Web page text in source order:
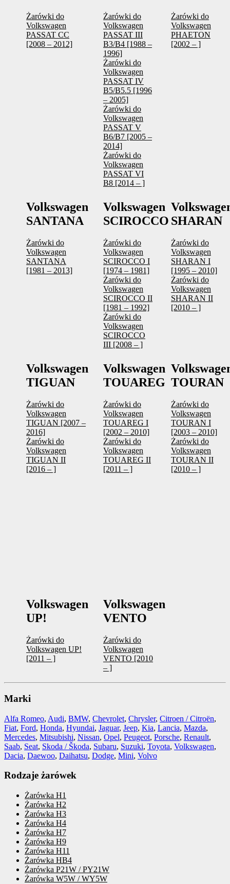
Żarówki do
Volkswagen
PASSAT CC
[2008 – 2012]
Żarówki do
Volkswagen
PASSAT III
B3/B4 [1988 –
1996]
Żarówki do
Volkswagen
PASSAT IV
B5/B5.5 [1996
– 2005]
Żarówki do
Volkswagen
PASSAT V
B6/B7 [2005 –
2014]
Żarówki do
Volkswagen
PASSAT VI
B8 [2014 – ]
Żarówki do
Volkswagen
PHAETON
[2002 – ]
Volkswagen
SANTANA
Żarówki do
Volkswagen
SANTANA
[1981 – 2013]
Volkswagen
SCIROCCO
Żarówki do
Volkswagen
SCIROCCO I
[1974 – 1981]
Żarówki do
Volkswagen
SCIROCCO II
[1981 – 1992]
Żarówki do
Volkswagen
SCIROCCO
III [2008 – ]
SHARAN
Żarówki do
Volkswagen
SHARAN I
[1995 – 2010]
Żarówki do
Volkswagen
SHARAN II
[2010 – ]
Volkswagen
TIGUAN
Żarówki do
Volkswagen
TIGUAN [2007 –
2016]
Żarówki do
Volkswagen
TIGUAN II
[2016 – ]
Volkswagen
TOUAREG
Żarówki do
Volkswagen
TOUAREG I
[2002 – 2010]
Żarówki do
Volkswagen
TOUAREG II
[2011 – ]
TOURAN
Żarówki do
Volkswagen
TOURAN I
[2003 – 2010]
Żarówki do
Volkswagen
TOURAN II
[2010 – ]
Volkswagen
UP!
Żarówki do
Volkswagen UP!
[2011 – ]
Volkswagen
VENTO
Żarówki do
Volkswagen
VENTO [2010
– ]
Marki
Alfa Romeo, Audi, BMW, Chevrolet, Chrysler, Citroen / Citroën,
Fiat, Ford, Honda, Hyundai, Jaguar, Jeep, Kia, Lancia, Mazda,
Mercedes, Mitsubishi, Nissan, Opel, Peugeot, Porsche, Renault,
Saab, Seat, Skoda / Škoda, Subaru, Suzuki, Toyota, Volkswagen,
Dacia, Daewoo, Daihatsu, Dodge, Mini, Volvo
Rodzaje żarówek
Żarówka H1
Żarówka H2
Żarówka H3
Żarówka H4
Żarówka H7
Żarówka H9
Żarówka H11
Żarówka HB4
Żarówka P21W / PY21W
Żarówka W5W / WY5W